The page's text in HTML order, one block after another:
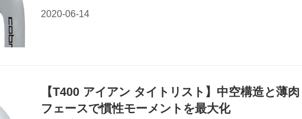
【T400 アイアン タイトリスト】中空構造と薄肉
フェースで慣性モーメントを最大化